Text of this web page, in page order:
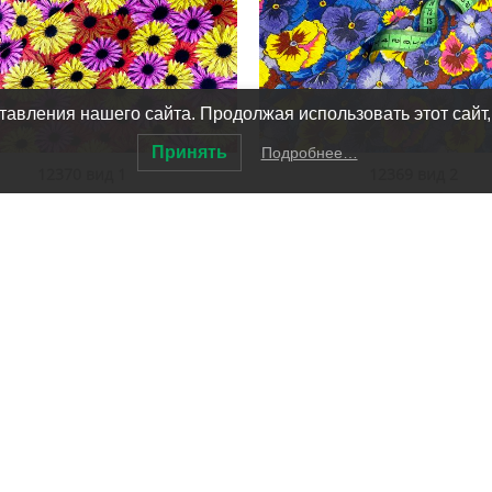
117руб. 117руб.
нашего сайта. Продолжая использовать этот
Принять Подробнее…